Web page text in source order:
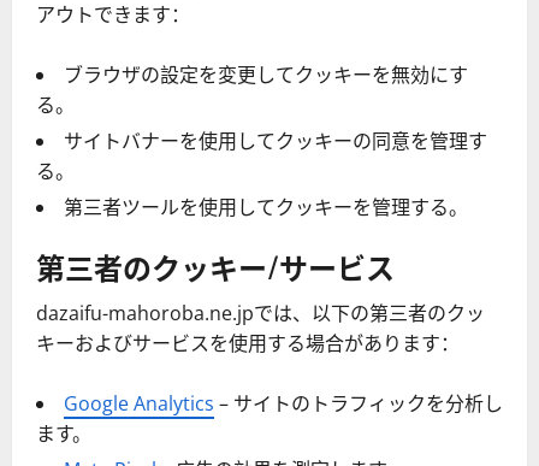
アウトできます：
ブラウザの設定を変更してクッキーを無効にす
る。
サイトバナーを使用してクッキーの同意を管理す
る。
第三者ツールを使用してクッキーを管理する。
第三者のクッキー/サービス
dazaifu-mahoroba.ne.jpでは、以下の第三者のクッ
キーおよびサービスを使用する場合があります：
Google Analytics – サイトのトラフィックを分析し
ます。